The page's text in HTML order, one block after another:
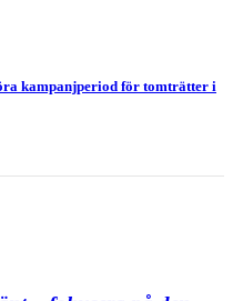
kampanjperiod för tomträtter i